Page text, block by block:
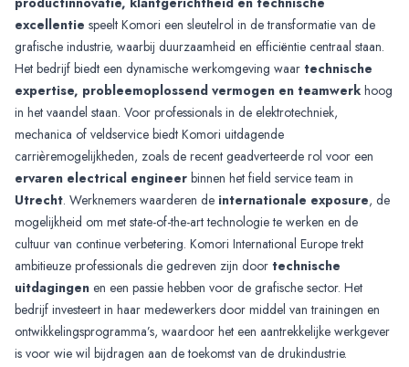
excellentie speelt Komori een sleutelrol in de transformatie van de
grafische industrie, waarbij duurzaamheid en efficiëntie centraal staan.
Het bedrijf biedt een dynamische werkomgeving waar technische
expertise, probleemoplossend vermogen en teamwerk hoog
in het vaandel staan. Voor professionals in de elektrotechniek,
mechanica of veldservice biedt Komori uitdagende
carrièremogelijkheden, zoals de recent geadverteerde rol voor een
ervaren electrical engineer binnen het field service team in
Utrecht. Werknemers waarderen de internationale exposure, de
mogelijkheid om met state-of-the-art technologie te werken en de
cultuur van continue verbetering. Komori International Europe trekt
ambitieuze professionals die gedreven zijn door technische
uitdagingen en een passie hebben voor de grafische sector. Het
bedrijf investeert in haar medewerkers door middel van trainingen en
ontwikkelingsprogramma’s, waardoor het een aantrekkelijke werkgever
is voor wie wil bijdragen aan de toekomst van de drukindustrie.